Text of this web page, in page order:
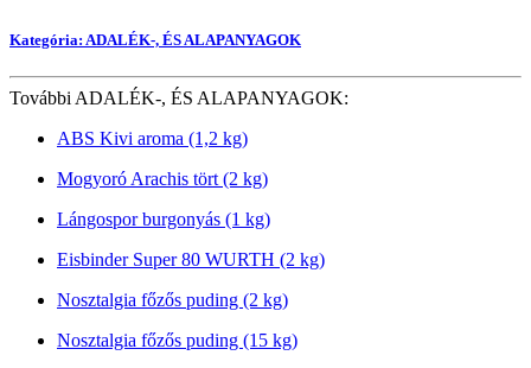
Kategória: ADALÉK-, ÉS ALAPANYAGOK
További ADALÉK-, ÉS ALAPANYAGOK:
ABS Kivi aroma (1,2 kg)
Mogyoró Arachis tört (2 kg)
Lángospor burgonyás (1 kg)
Eisbinder Super 80 WURTH (2 kg)
Nosztalgia főzős puding (2 kg)
Nosztalgia főzős puding (15 kg)